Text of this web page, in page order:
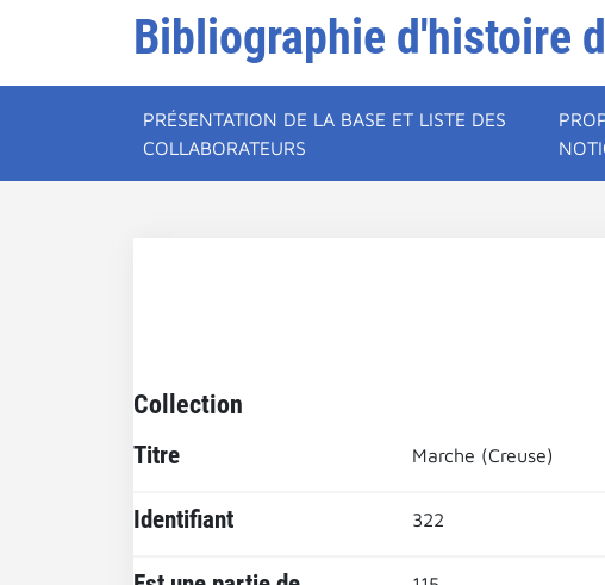
Bibliographie d'histoire
PRÉSENTATION DE LA BASE ET LISTE DES
COLLABORATEURS
Collection
Titre Marche (Creuse)
Identifiant 322